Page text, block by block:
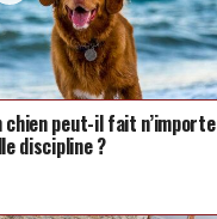
chien peut-il fait n’importe
discipline ?